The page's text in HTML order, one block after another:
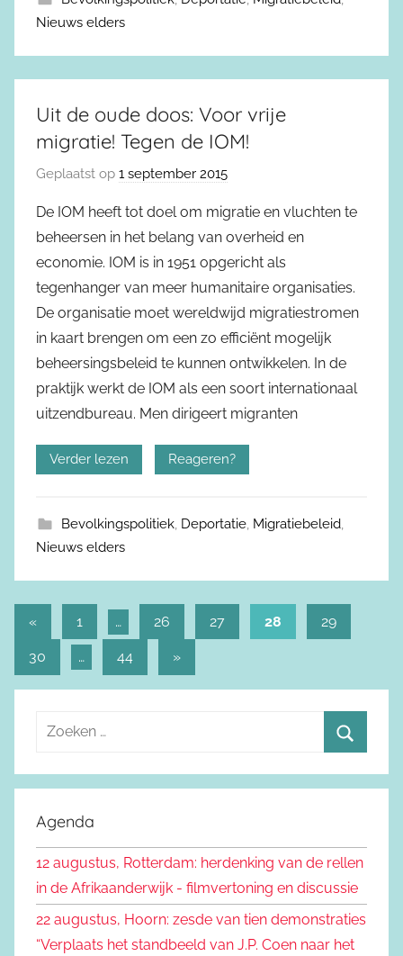
Nieuws elders
Uit de oude doos: Voor vrije
migratie! Tegen de IOM!
Geplaatst op 1 september 2015
De IOM heeft tot doel om migratie en vluchten te
beheersen in het belang van overheid en
economie. IOM is in 1951 opgericht als
tegenhanger van meer humanitaire organisaties.
De organisatie moet wereldwijd migratiestromen
in kaart brengen om een zo efficiënt mogelijk
beheersingsbeleid te kunnen ontwikkelen. In de
praktijk werkt de IOM als een soort internationaal
uitzendbureau. Men dirigeert migranten
Verder lezen Reageren?
Bevolkingspolitiek, Deportatie, Migratiebeleid,
Nieuws elders
Berichtnavigatie
« Vorige
berichten
1 … 26 27 28 29
30 … 44
Volgende
»
e
e
n
a
o
e
n
Agenda
12 augustus, Rotterdam: herdenking van de rellen
in de Afrikaanderwijk - filmvertoning en discussie
22 augustus, Hoorn: zesde van tien demonstraties
“Verplaats het standbeeld van J.P. Coen naar het